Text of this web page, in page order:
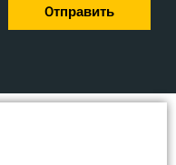
Oтправить